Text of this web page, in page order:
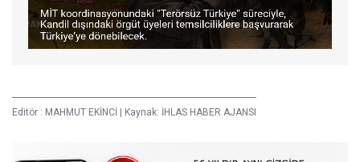
Editör : MAHMUT EKİNCİ | Kaynak: İHLAS HABER AJANSI